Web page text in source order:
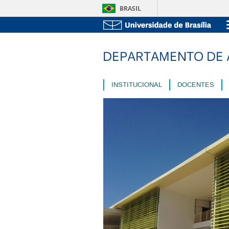
BRASIL
INSTITUCIONAL DOCENTES